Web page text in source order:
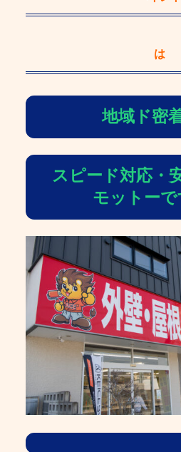
は
地域ド密
スピード対応・
モットーで